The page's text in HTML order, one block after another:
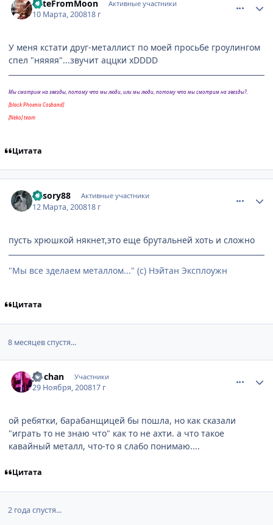
KateFromMoon Активные участники
10 Марта, 200818 г
У меня кстати друг-металлист по моей просьбе гроулингом
спел "няяяя"...звучит аццки xDDDD
Мы смотрим на звезды, потому что мы люди, или мы люди, потому что мы смотрим на звезды?..
[black Phoenix Cosband]
[Neko] team
Цитата
Vasory88 Активные участники
12 Марта, 200818 г
пусть хрюшкой някнет,это еще брутальней хоть и сложно
"Мы все зделаем металлом..." (с) Нэйтан Эксплоужн
Цитата
8 месяцев спустя...
Jo-chan Участники
29 Ноября, 200817 г
ой ребятки, барабанщицей бы пошла, но как сказали
"играть то не знаю что" как то не ахти. а что такое
кавайный металл, что-то я слабо понимаю....
Цитата
2 года спустя...